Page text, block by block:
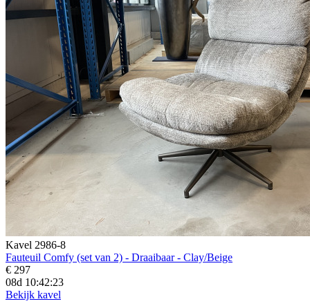
Kavel 2986-8
Fauteuil Comfy (set van 2) - Draaibaar - Clay/Beige
€ 297
08d 10:42:21
Bekijk kavel